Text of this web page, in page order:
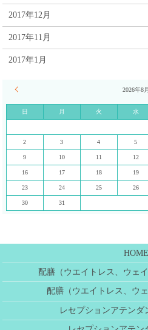
2017年12月
2017年11月
2017年1月
2026年8月
日 月 火 水
2 3 4 5
9 10 11 12
16 17 18 19
23 24 25 26
30 31
HOME
配膳（ウエイトレス、ウェ
配膳（ウエイトレス、ウ
レセプションアテンダ